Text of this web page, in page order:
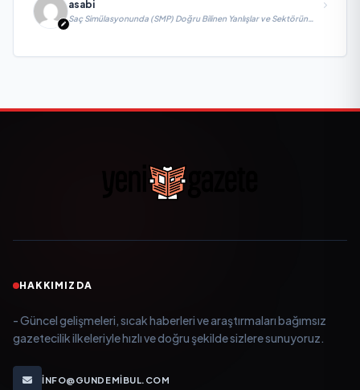
asabi
Saç Simülasyonunda (SMP) Doğru Bilinen Yanlışlar ve Sektörün
HAKKIMIZDA
- Güncel gelişmeleri, sıcak haberleri ve araştırmaları bağımsız
gazetecilik ilkeleriyle hızlı ve doğru şekilde sizlere sunuyoruz.
INFO@GUNDEMIBUL.COM